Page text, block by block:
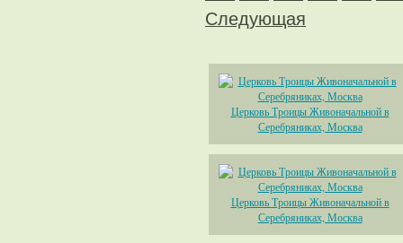
Следующая
Церковь Троицы Живоначальной в
Серебряниках, Москва
Церковь Троицы Живоначальной в
Серебряниках, Москва